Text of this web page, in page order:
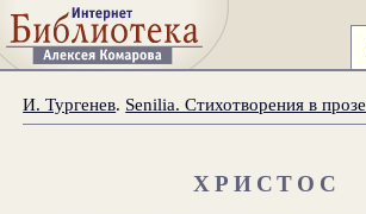
И. Тургенев. Senilia. Стихотворения в прозе
ХРИСТОС